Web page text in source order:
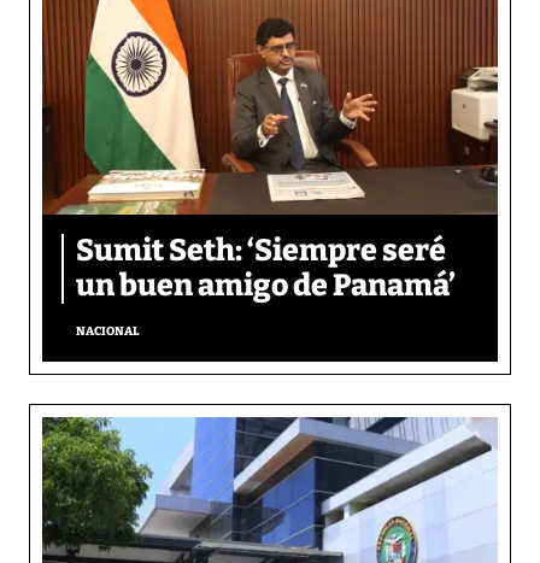
Sumit Seth: ‘Siempre seré
un buen amigo de Panamá’
NACIONAL